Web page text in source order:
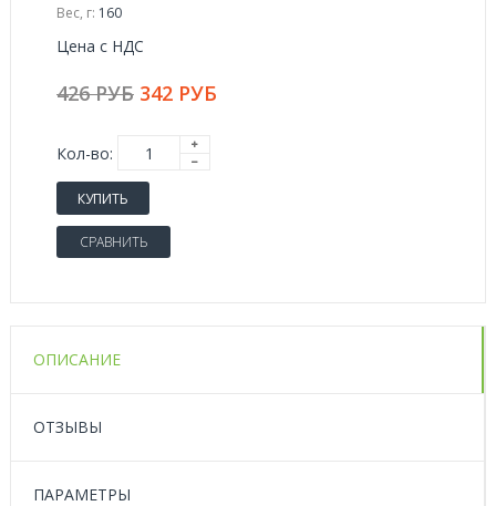
Вес, г: 160
Цена с НДС
426 РУБ 342 РУБ
Кол-во:
КУПИТЬ
СРАВНИТЬ
ОПИСАНИЕ
ОТЗЫВЫ
ПАРАМЕТРЫ